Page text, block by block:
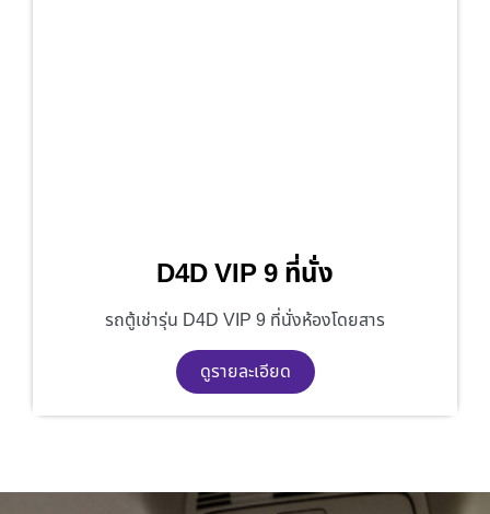
D4D VIP 9 ที่นั่ง
รถตู้เช่ารุ่น D4D VIP 9 ที่นั่งห้องโดยสาร
ดูรายละเอียด